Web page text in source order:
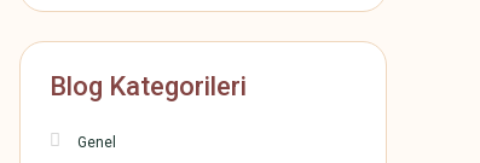
Blog Kategorileri
Genel